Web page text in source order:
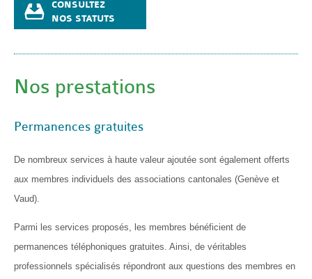
CONSULTEZ
NOS STATUTS
Nos prestations
Permanences gratuites
De nombreux services à haute valeur ajoutée sont également offerts
aux membres individuels des associations cantonales (Genève et
Vaud).
Parmi les services proposés, les membres bénéficient de
permanences téléphoniques gratuites. Ainsi, de véritables
professionnels spécialisés répondront aux questions des membres en